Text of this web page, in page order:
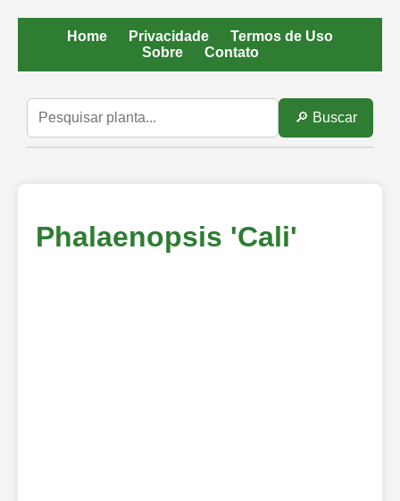
Home Privacidade
Termos de Uso
Sobre
Contato
🔎 Buscar
Phalaenopsis 'Cali'